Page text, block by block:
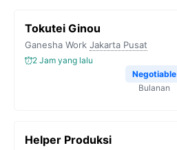
Tokutei Ginou
Ganesha Work Jakarta Pusat
2 Jam yang lalu
Negotiable
Bulanan
Helper Produksi